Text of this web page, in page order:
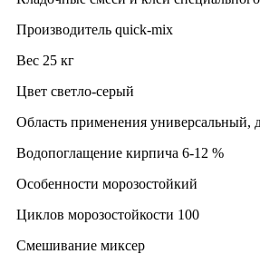
Производитель quick-mix
Вес 25 кг
Цвет светло-серый
Область применения универсальный,
Водопоглащение кирпича 6-12 %
Особенности морозостойкий
Циклов морозостойкости 100
Смешивание миксер